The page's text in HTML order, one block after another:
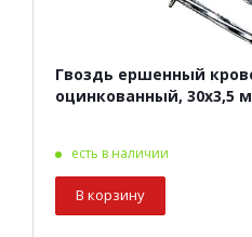
Гвоздь ершенный
оцинкованный, 30х3,5
есть в наличии
В корзину